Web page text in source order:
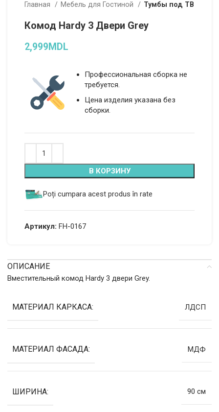
Главная Мебель для Гостиной Тумбы под ТВ
Комод Hardy 3 Двери Grey
2,999MDL
Профессиональная сборка не
требуется.
Цена изделия указана без
сборки.
В КОРЗИНУ
Alternative:
Poți cumpara acest produs în rate
Артикул: FH-0167
ОПИСАНИЕ
Вместительный комод Hardy 3 двери Grey.
МАТЕРИАЛ КАРКАСА: ЛДСП
МАТЕРИАЛ ФАСАДА: МДФ
ШИРИНА: 90 см